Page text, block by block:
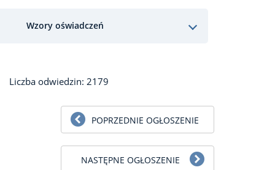
Wzory oświadczeń
Liczba odwiedzin: 2179
POPRZEDNIE OGŁOSZENIE
NASTĘPNE OGŁOSZENIE